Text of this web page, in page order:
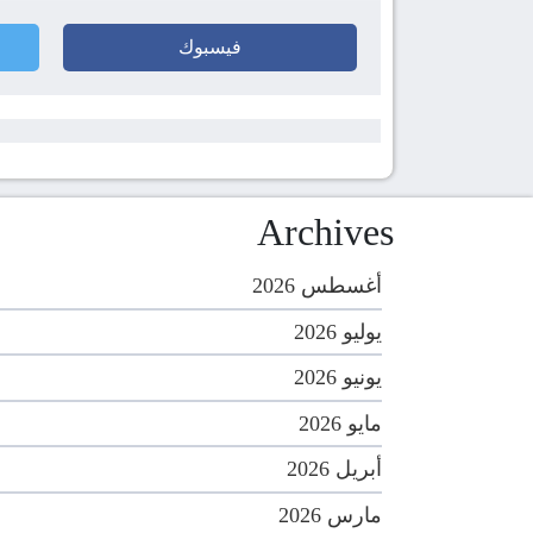
فيسبوك
Archives
أغسطس 2026
يوليو 2026
يونيو 2026
مايو 2026
أبريل 2026
مارس 2026